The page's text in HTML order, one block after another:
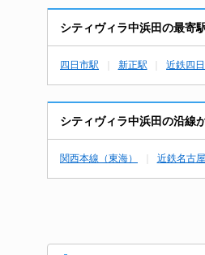
シティヴィラ中浜田の最寄
四日市駅 新正駅 近鉄四
シティヴィラ中浜田の沿線
関西本線（東海） 近鉄名古